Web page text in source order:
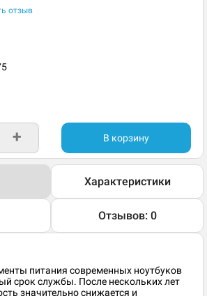
отзыв
+ В корзину
Характеристики
Отзывов: 0
питания современных ноутбуков
срок службы. После нескольких лет
значительно снижается и